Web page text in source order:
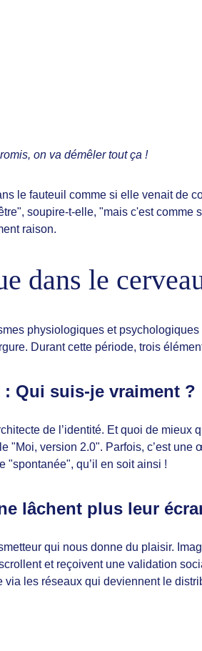
on va démêler tout ça !
le fauteuil comme si elle venait de
soupire-t-elle, "mais c'est
raison.
dans le
physiologiques et
Durant cette période, trois
Qui suis-je vraiment ?
de l’identité. Et quoi de
"Moi, version 2.0". Parfois, c’est
"spontanée", qu’il en soit ainsi !
lâchent plus leur
qui nous donne du plaisir.
et reçoivent une validation
les réseaux qui deviennent le